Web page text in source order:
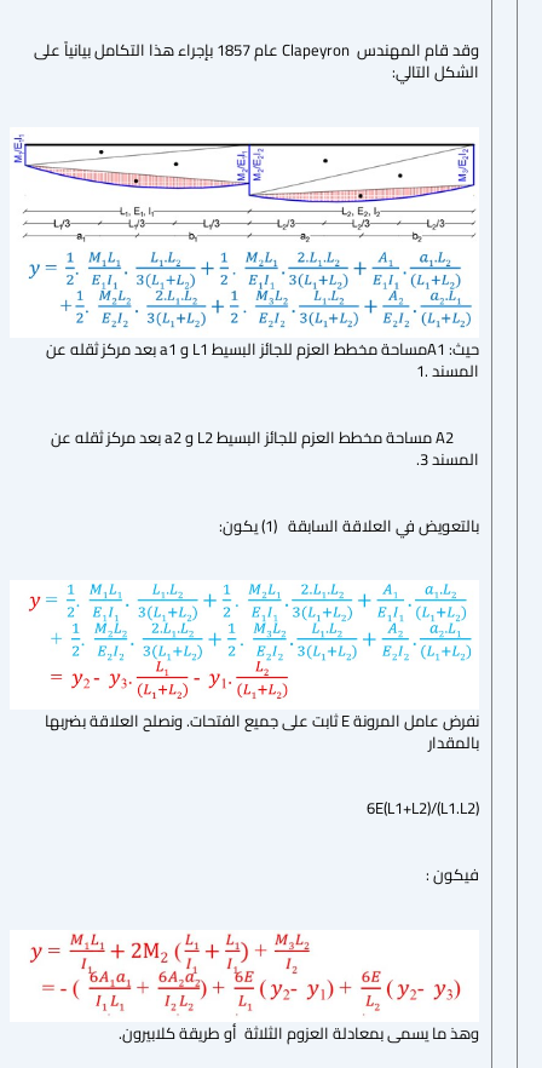
وقد قام المهندس Clapeyron عام 1857 بإجراء هذا التكامل بيانياً على
الشكل التالي:
حيث: A1مساحة مخطط العزم للجائز البسيط L1 و a1 بعد مركز ثقله عن
المسند .1
A2 مساحة مخطط العزم للجائز البسيط L2 و a2 بعد مركز ثقله عن
المسند 3.
بالتعويض في العلاقة السابقة (1) يكون:
نفرض عامل المرونة E ثابت على جميع الفتحات. ونصلح العلاقة بضربها
بالمقدار
(6E(L1+L2)/(L1.L2
فيكون :
وهذ ما يسمى بمعادلة العزوم الثلاثة أو طريقة كلابيرون.